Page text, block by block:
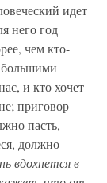
идет
него год
чем кто-
и кто хочет
приговор
пасть,
должно
вдохнется в